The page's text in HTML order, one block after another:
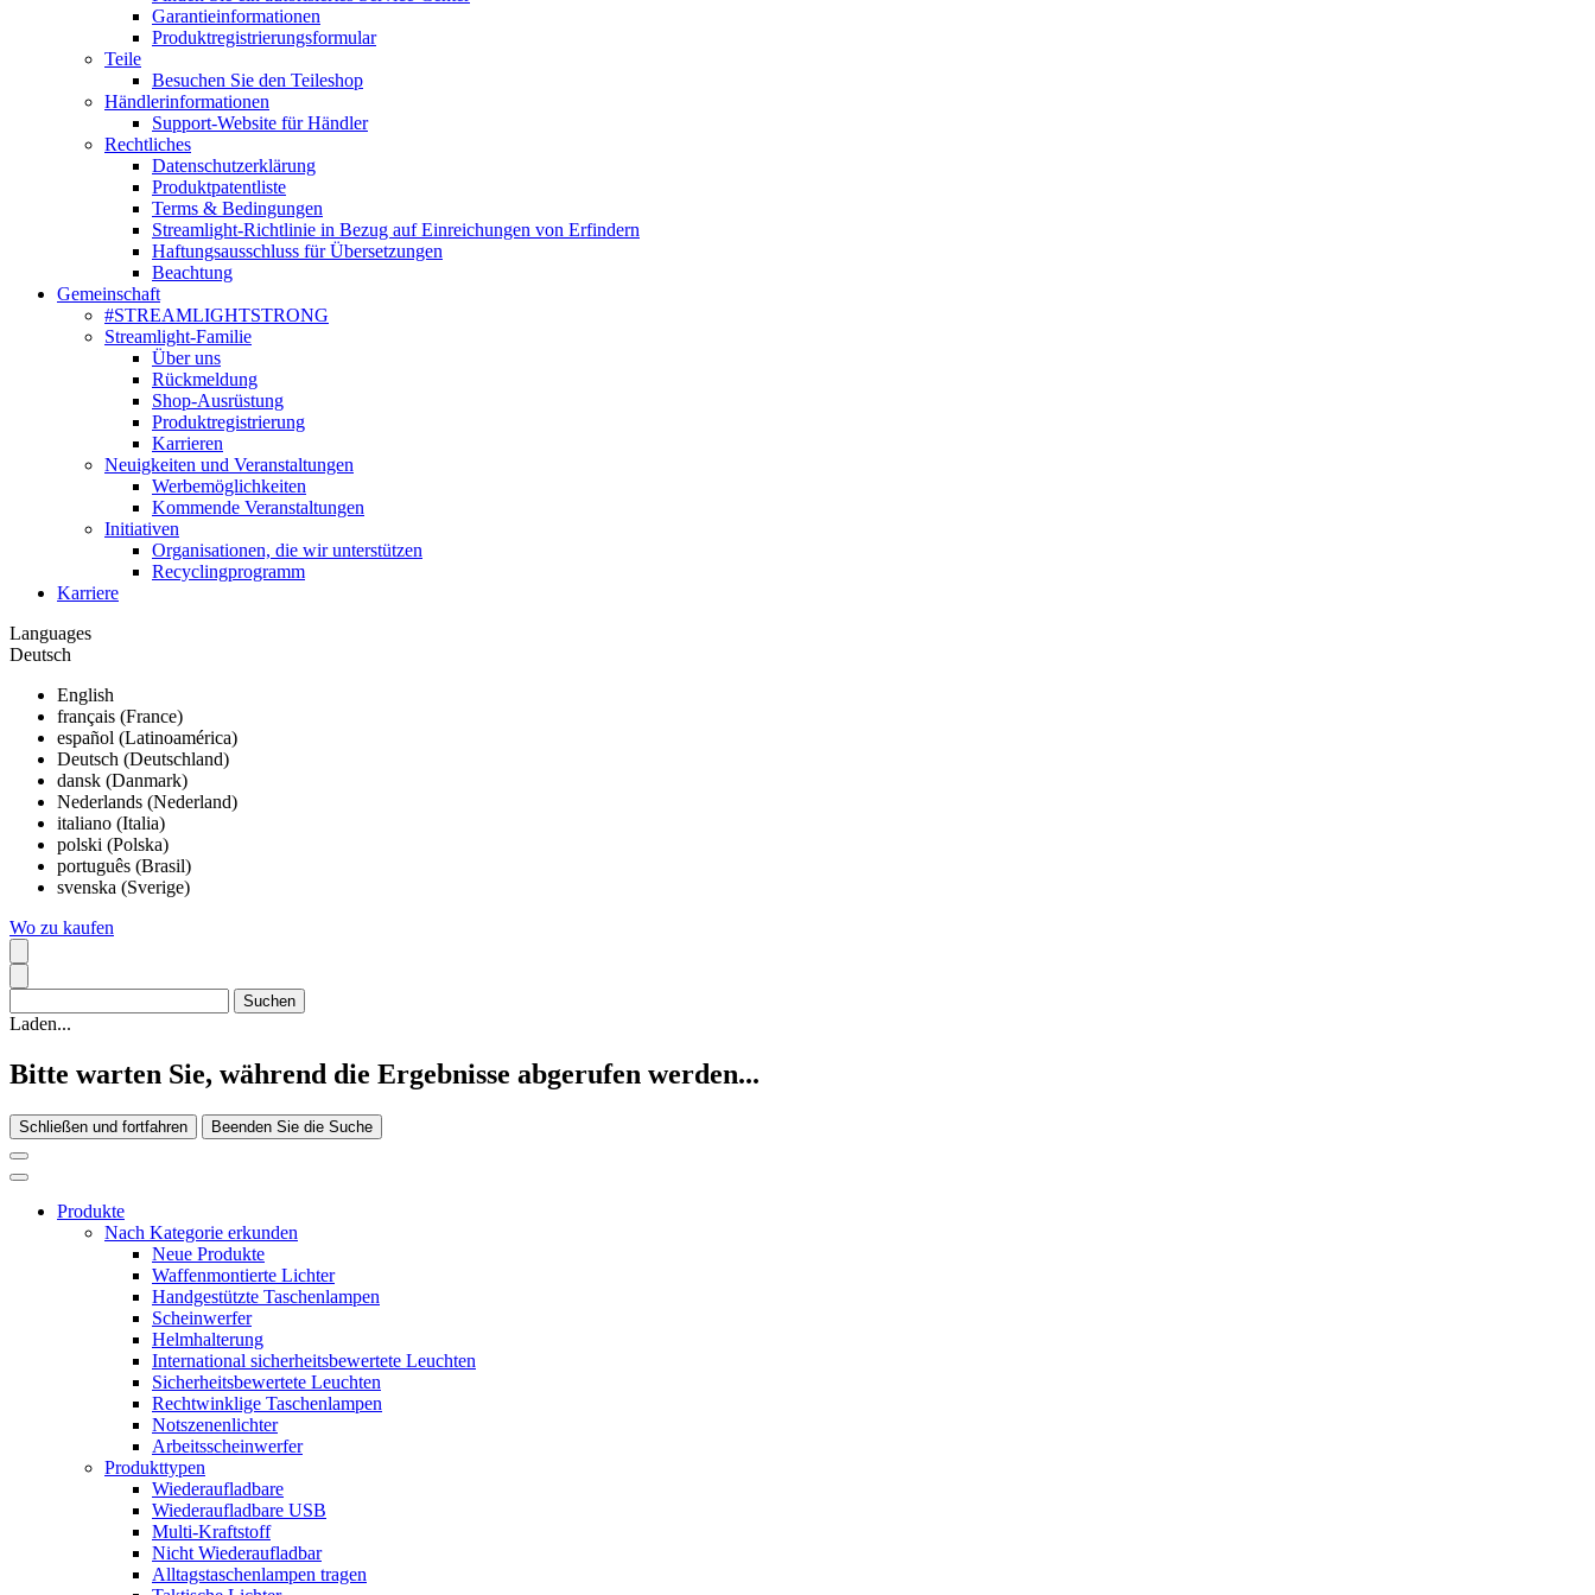
Garantieinformationen
Produktregistrierungsformular
Teile
Besuchen Sie den Teileshop
Händlerinformationen
Support-Website für Händler
Rechtliches
Datenschutzerklärung
Produktpatentliste
Terms & Bedingungen
Streamlight-Richtlinie in Bezug auf Einreichungen von Erfindern
Haftungsausschluss für Übersetzungen
Beachtung
Gemeinschaft
#STREAMLIGHTSTRONG
Streamlight-Familie
Über uns
Rückmeldung
Shop-Ausrüstung
Produktregistrierung
Karrieren
Neuigkeiten und Veranstaltungen
Werbemöglichkeiten
Kommende Veranstaltungen
Initiativen
Organisationen, die wir unterstützen
Recyclingprogramm
Karriere
Languages
Deutsch
English
français (France)
español (Latinoamérica)
Deutsch (Deutschland)
dansk (Danmark)
Nederlands (Nederland)
italiano (Italia)
polski (Polska)
português (Brasil)
svenska (Sverige)
Wo zu kaufen
Laden...
Bitte warten Sie, während die Ergebnisse abgerufen werden...
Schließen und fortfahren Beenden Sie die Suche
Produkte
Nach Kategorie erkunden
Neue Produkte
Waffenmontierte Lichter
Handgestützte Taschenlampen
Scheinwerfer
Helmhalterung
International sicherheitsbewertete Leuchten
Sicherheitsbewertete Leuchten
Rechtwinklige Taschenlampen
Notszenenlichter
Arbeitsscheinwerfer
Produkttypen
Wiederaufladbare
Wiederaufladbare USB
Multi-Kraftstoff
Nicht Wiederaufladbar
Alltagstaschenlampen tragen